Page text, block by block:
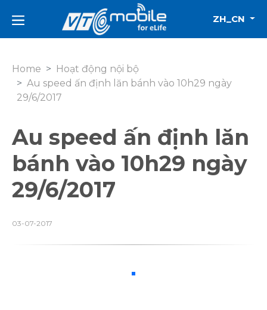
ZH_CN
Home
Hoạt động nội bộ
Au speed ấn định lăn bánh vào 10h29 ngày
29/6/2017
Au speed ấn định lăn
bánh vào 10h29 ngày
29/6/2017
03-07-2017